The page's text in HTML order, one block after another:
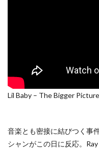
Lil Baby – The Bigger
音楽とも密接に結びつく事
シャンがこの日に反応。